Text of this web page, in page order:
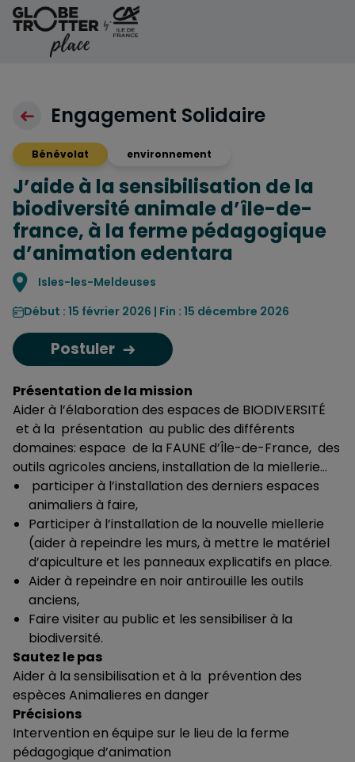
Aller au contenu
Engagement Solidaire
Bénévolat environnement
J’aide à la sensibilisation de la
biodiversité animale d’île-de-
france, à la ferme pédagogique
d’animation edentara
Localisation
Isles-les-Meldeuses
Début : 15 février 2026 | Fin : 15 décembre 2026
Postuler
Présentation de la mission
Aider à l’élaboration des espaces de BIODIVERSITÉ
et à la présentation au public des différents
domaines: espace de la FAUNE d’Île-de-France, des
outils agricoles anciens, installation de la miellerie…
participer à l’installation des derniers espaces
animaliers à faire,
Participer à l’installation de la nouvelle miellerie
(aider à repeindre les murs, à mettre le matériel
d’apiculture et les panneaux explicatifs en place.
Aider à repeindre en noir antirouille les outils
anciens,
Faire visiter au public et les sensibiliser à la
biodiversité.
Sautez le pas
Aider à la sensibilisation et à la prévention des
espèces Animalieres en danger
Précisions
Intervention en équipe sur le lieu de la ferme
pédagogique d’animation